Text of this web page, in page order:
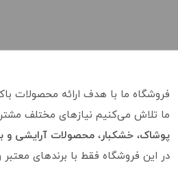
فروشگاه ما با هدف ارائه محصولات
ما تلاش می‌کنیم نیازهای مختلف
پوشاک، خشکبار، محصولات آرایشی و
در این فروشگاه فقط با برندهای